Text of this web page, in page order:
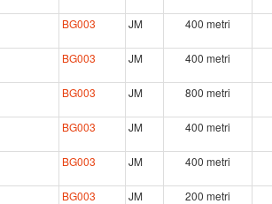
BG003 JM 400 metri
BG003 JM 400 metri
BG003 JM 800 metri
BG003 JM 400 metri
BG003 JM 400 metri
BG003 JM 200 metri